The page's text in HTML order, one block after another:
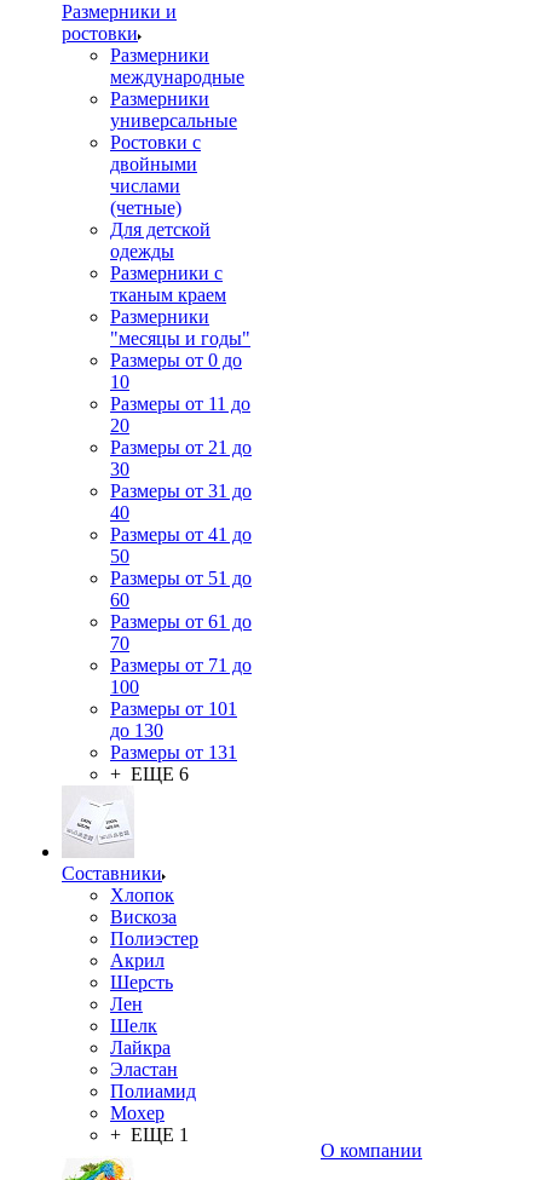
Размерники и
ростовки
Размерники
международные
Размерники
универсальные
Ростовки с
двойными
числами
(четные)
Для детской
одежды
Размерники с
тканым краем
Размерники
"месяцы и годы"
Размеры от 0 до
10
Размеры от 11 до
20
Размеры от 21 до
30
Размеры от 31 до
40
Размеры от 41 до
50
Размеры от 51 до
60
Размеры от 61 до
70
Размеры от 71 до
100
Размеры от 101
до 130
Размеры от 131
+ ЕЩЕ 6
Составники
Хлопок
Вискоза
Полиэстер
Акрил
Шерсть
Лен
Шелк
Лайкра
Эластан
Полиамид
Мохер
+ ЕЩЕ 1
О компании